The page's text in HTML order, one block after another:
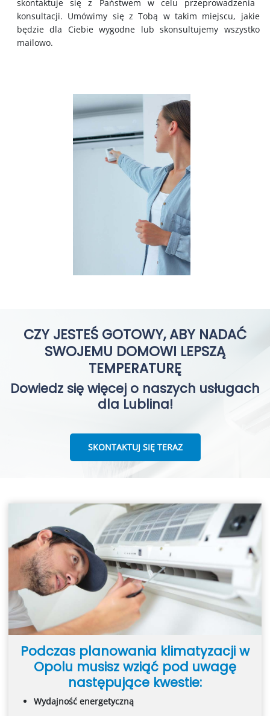
skontaktuje się z Państwem w celu przeprowadzenia
konsultacji. Umówimy się z Tobą w takim miejscu, jakie
będzie dla Ciebie wygodne lub skonsultujemy wszystko
mailowo.
CZY JESTEŚ GOTOWY, ABY NADAĆ
SWOJEMU DOMOWI LEPSZĄ
TEMPERATURĘ
Dowiedz się więcej o naszych usługach
dla Lublina!
SKONTAKTUJ SIĘ TERAZ
Podczas planowania klimatyzacji w
Opolu musisz wziąć pod uwagę
następujące kwestie:
Wydajność energetyczną